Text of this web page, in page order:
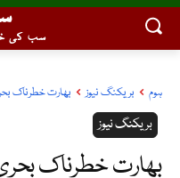
سب کی
ہوم بریکنگ نیوز بھارت خطرناک
بریکنگ نیوز
بھارت خطرناک